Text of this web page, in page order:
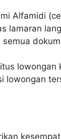
Alfamidi
lamaran
lowongan
lowongan